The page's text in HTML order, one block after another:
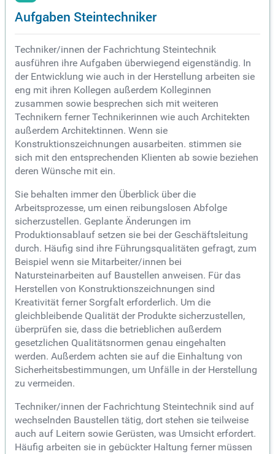
Aufgaben Steintechniker
Techniker/innen der Fachrichtung Steintechnik
ausführen ihre Aufgaben überwiegend eigenständig. In
der Entwicklung wie auch in der Herstellung arbeiten sie
eng mit ihren Kollegen außerdem Kolleginnen
zusammen sowie besprechen sich mit weiteren
Technikern ferner Technikerinnen wie auch Architekten
außerdem Architektinnen. Wenn sie
Konstruktionszeichnungen ausarbeiten. stimmen sie
sich mit den entsprechenden Klienten ab sowie beziehen
deren Wünsche mit ein.
Sie behalten immer den Überblick über die
Arbeitsprozesse, um einen reibungslosen Abfolge
sicherzustellen. Geplante Änderungen im
Produktionsablauf setzen sie bei der Geschäftsleitung
durch. Häufig sind ihre Führungsqualitäten gefragt, zum
Beispiel wenn sie Mitarbeiter/innen bei
Natursteinarbeiten auf Baustellen anweisen. Für das
Herstellen von Konstruktionszeichnungen sind
Kreativität ferner Sorgfalt erforderlich. Um die
gleichbleibende Qualität der Produkte sicherzustellen,
überprüfen sie, dass die betrieblichen außerdem
gesetzlichen Qualitätsnormen genau eingehalten
werden. Außerdem achten sie auf die Einhaltung von
Sicherheitsbestimmungen, um Unfälle in der Herstellung
zu vermeiden.
Techniker/innen der Fachrichtung Steintechnik sind auf
wechselnden Baustellen tätig, dort stehen sie teilweise
auch auf Leitern sowie Gerüsten, was Umsicht erfordert.
Häufig arbeiten sie in gebückter Haltung ferner müssen